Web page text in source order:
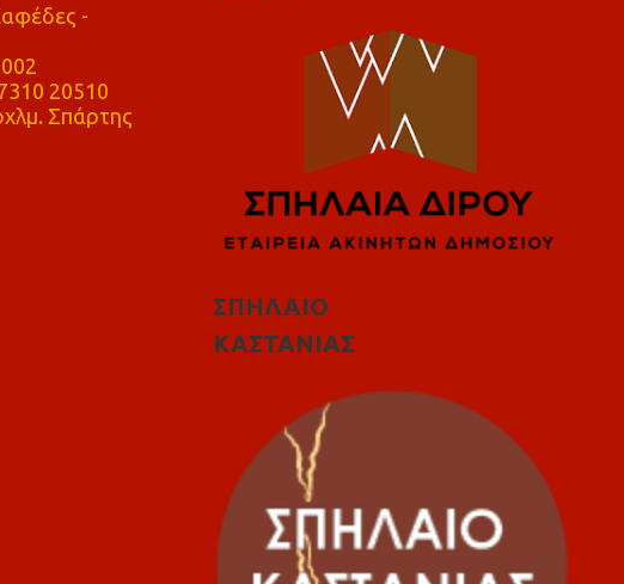
-
20510
Σπάρτης
ΣΠΗΛΑΙΟ
ΚΑΣΤΑΝΙΑΣ